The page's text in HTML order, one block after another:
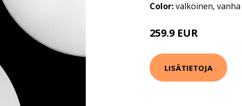
Color:valkoinen,
259.9 EUR
LISÄTIETOJA